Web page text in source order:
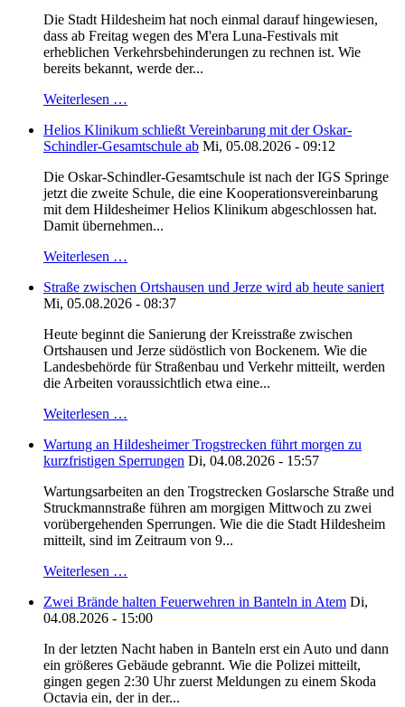
Die Stadt Hildesheim hat noch einmal darauf hingewiesen,
dass ab Freitag wegen des M'era Luna-Festivals mit
erheblichen Verkehrsbehinderungen zu rechnen ist. Wie
bereits bekannt, werde der...
Weiterlesen …
Helios Klinikum schließt Vereinbarung mit der Oskar-
Schindler-Gesamtschule ab Mi, 05.08.2026 - 09:12
Die Oskar-Schindler-Gesamtschule ist nach der IGS Springe
jetzt die zweite Schule, die eine Kooperationsvereinbarung
mit dem Hildesheimer Helios Klinikum abgeschlossen hat.
Damit übernehmen...
Weiterlesen …
Straße zwischen Ortshausen und Jerze wird ab heute saniert
Mi, 05.08.2026 - 08:37
Heute beginnt die Sanierung der Kreisstraße zwischen
Ortshausen und Jerze südöstlich von Bockenem. Wie die
Landesbehörde für Straßenbau und Verkehr mitteilt, werden
die Arbeiten voraussichtlich etwa eine...
Weiterlesen …
Wartung an Hildesheimer Trogstrecken führt morgen zu
kurzfristigen Sperrungen Di, 04.08.2026 - 15:57
Wartungsarbeiten an den Trogstrecken Goslarsche Straße und
Struckmannstraße führen am morgigen Mittwoch zu zwei
vorübergehenden Sperrungen. Wie die die Stadt Hildesheim
mitteilt, sind im Zeitraum von 9...
Weiterlesen …
Zwei Brände halten Feuerwehren in Banteln in Atem Di,
04.08.2026 - 15:00
In der letzten Nacht haben in Banteln erst ein Auto und dann
ein größeres Gebäude gebrannt. Wie die Polizei mitteilt,
gingen gegen 2:30 Uhr zuerst Meldungen zu einem Skoda
Octavia ein, der in der...